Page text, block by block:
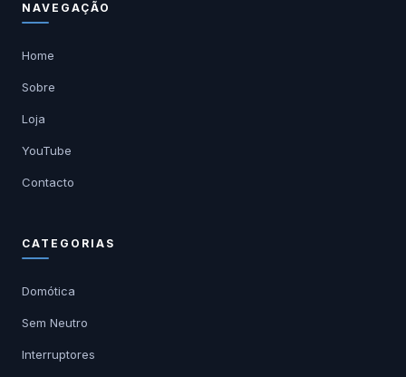
NAVEGAÇÃO
Home
Sobre
Loja
YouTube
Contacto
CATEGORIAS
Domótica
Sem Neutro
Interruptores